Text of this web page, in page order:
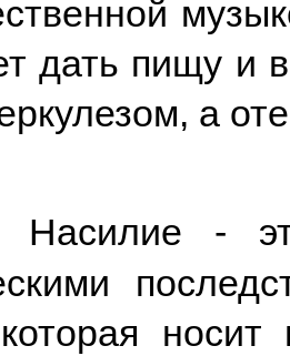
дать пищу и
а
-